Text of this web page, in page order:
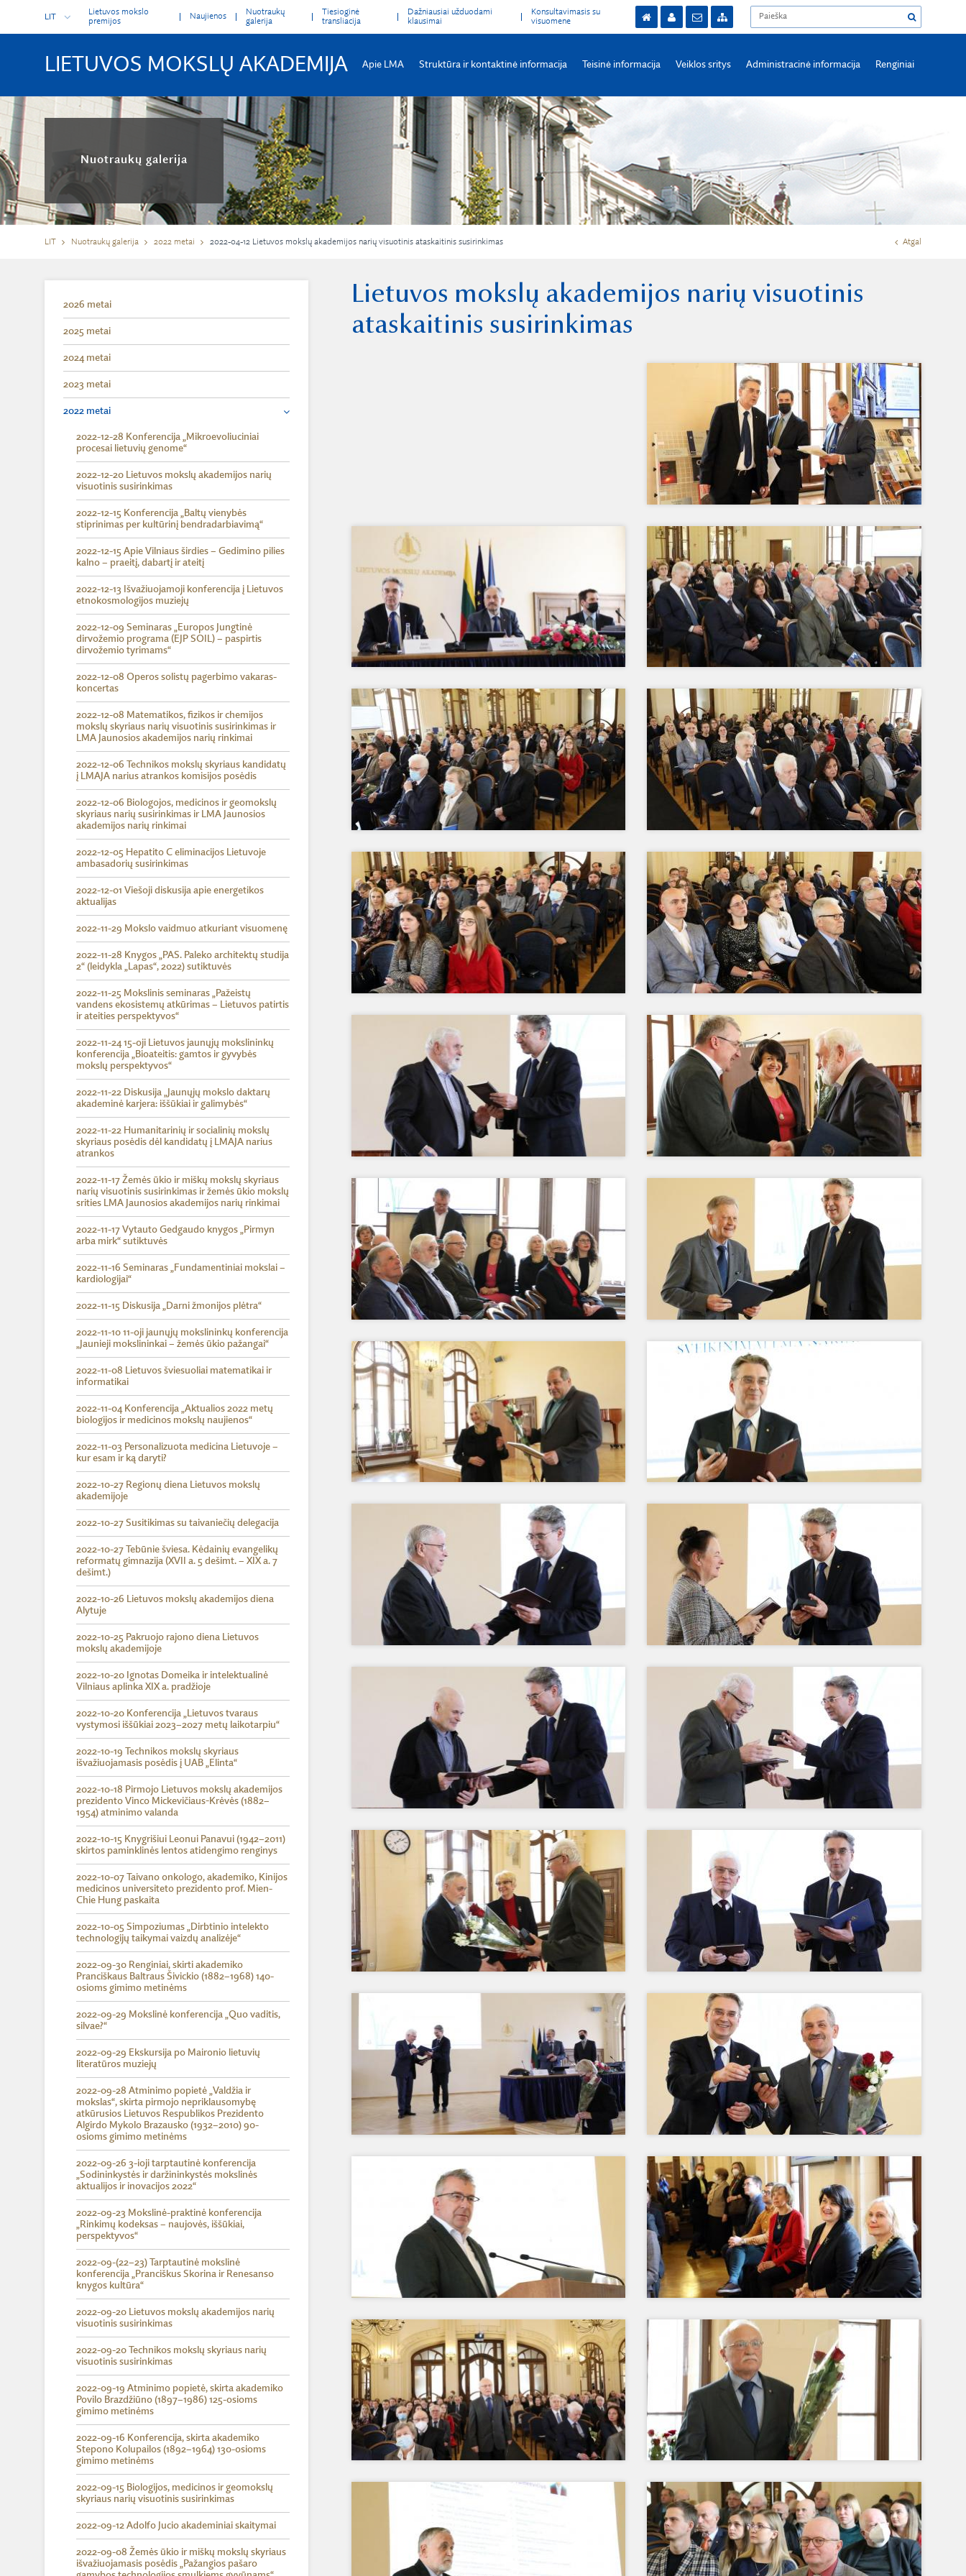
LIETUVOS MOKSLŲ AKADEMIJA
LIT
Lietuvos mokslo
premijos
Naujienos
Nuotraukų
galerija
Tiesioginė
transliacija
Dažniausiai užduodami
klausimai
Konsultavimasis su
visuomene
Apie LMA Struktūra ir kontaktinė informacija Teisinė informacija Veiklos sritys Administracinė informacija Renginiai
Nuotraukų galerija
LIT Nuotraukų galerija 2022 metai 2022-04-12 Lietuvos mokslų akademijos narių visuotinis ataskaitinis susirinkimas Atgal
2026 metai
2025 metai
2024 metai
2023 metai
2022 metai
2022-12-28 Konferencija „Mikroevoliuciniai
procesai lietuvių genome“
2022-12-20 Lietuvos mokslų akademijos narių
visuotinis susirinkimas
2022-12-15 Konferencija „Baltų vienybės
stiprinimas per kultūrinį bendradarbiavimą“
2022-12-15 Apie Vilniaus širdies – Gedimino pilies
kalno – praeitį, dabartį ir ateitį
2022-12-13 Išvažiuojamoji konferencija į Lietuvos
etnokosmologijos muziejų
2022-12-09 Seminaras „Europos Jungtinė
dirvožemio programa (EJP SOIL) – paspirtis
dirvožemio tyrimams“
2022-12-08 Operos solistų pagerbimo vakaras-
koncertas
2022-12-08 Matematikos, fizikos ir chemijos
mokslų skyriaus narių visuotinis susirinkimas ir
LMA Jaunosios akademijos narių rinkimai
2022-12-06 Technikos mokslų skyriaus kandidatų
į LMAJA narius atrankos komisijos posėdis
2022-12-06 Biologojos, medicinos ir geomokslų
skyriaus narių susirinkimas ir LMA Jaunosios
akademijos narių rinkimai
2022-12-05 Hepatito C eliminacijos Lietuvoje
ambasadorių susirinkimas
2022-12-01 Viešoji diskusija apie energetikos
aktualijas
2022-11-29 Mokslo vaidmuo atkuriant visuomenę
2022-11-28 Knygos „PAS. Paleko architektų studija
2“ (leidykla „Lapas“, 2022) sutiktuvės
2022-11-25 Mokslinis seminaras „Pažeistų
vandens ekosistemų atkūrimas – Lietuvos patirtis
ir ateities perspektyvos“
2022-11-24 15-oji Lietuvos jaunųjų mokslininkų
konferencija „Bioateitis: gamtos ir gyvybės
mokslų perspektyvos“
2022-11-22 Diskusija „Jaunųjų mokslo daktarų
akademinė karjera: iššūkiai ir galimybės“
2022-11-22 Humanitarinių ir socialinių mokslų
skyriaus posėdis dėl kandidatų į LMAJA narius
atrankos
2022-11-17 Žemės ūkio ir miškų mokslų skyriaus
narių visuotinis susirinkimas ir žemės ūkio mokslų
srities LMA Jaunosios akademijos narių rinkimai
2022-11-17 Vytauto Gedgaudo knygos „Pirmyn
arba mirk“ sutiktuvės
2022-11-16 Seminaras „Fundamentiniai mokslai –
kardiologijai“
2022-11-15 Diskusija „Darni žmonijos plėtra“
2022-11-10 11-oji jaunųjų mokslininkų konferencija
„Jaunieji mokslininkai – žemės ūkio pažangai“
2022-11-08 Lietuvos šviesuoliai matematikai ir
informatikai
2022-11-04 Konferencija „Aktualios 2022 metų
biologijos ir medicinos mokslų naujienos“
2022-11-03 Personalizuota medicina Lietuvoje –
kur esam ir ką daryti?
2022-10-27 Regionų diena Lietuvos mokslų
akademijoje
2022-10-27 Susitikimas su taivaniečių delegacija
2022-10-27 Tebūnie šviesa. Kėdainių evangelikų
reformatų gimnazija (XVII a. 5 dešimt. – XIX a. 7
dešimt.)
2022-10-26 Lietuvos mokslų akademijos diena
Alytuje
2022-10-25 Pakruojo rajono diena Lietuvos
mokslų akademijoje
2022-10-20 Ignotas Domeika ir intelektualinė
Vilniaus aplinka XIX a. pradžioje
2022-10-20 Konferencija „Lietuvos tvaraus
vystymosi iššūkiai 2023–2027 metų laikotarpiu“
2022-10-19 Technikos mokslų skyriaus
išvažiuojamasis posėdis į UAB „Elinta“
2022-10-18 Pirmojo Lietuvos mokslų akademijos
prezidento Vinco Mickevičiaus-Krėvės (1882–
1954) atminimo valanda
2022-10-15 Knygrišiui Leonui Panavui (1942–2011)
skirtos paminklinės lentos atidengimo renginys
2022-10-07 Taivano onkologo, akademiko, Kinijos
medicinos universiteto prezidento prof. Mien-
Chie Hung paskaita
2022-10-05 Simpoziumas „Dirbtinio intelekto
technologijų taikymai vaizdų analizėje“
2022-09-30 Renginiai, skirti akademiko
Pranciškaus Baltraus Šivickio (1882–1968) 140-
osioms gimimo metinėms
2022-09-29 Mokslinė konferencija „Quo vaditis,
silvae?“
2022-09-29 Ekskursija po Maironio lietuvių
literatūros muziejų
2022-09-28 Atminimo popietė „Valdžia ir
mokslas“, skirta pirmojo nepriklausomybę
atkūrusios Lietuvos Respublikos Prezidento
Algirdo Mykolo Brazausko (1932–2010) 90-
osioms gimimo metinėms
2022-09-26 3-ioji tarptautinė konferencija
„Sodininkystės ir daržininkystės mokslinės
aktualijos ir inovacijos 2022“
2022-09-23 Mokslinė-praktinė konferencija
„Rinkimų kodeksas – naujovės, iššūkiai,
perspektyvos“
2022-09-(22–23) Tarptautinė mokslinė
konferencija „Pranciškus Skorina ir Renesanso
knygos kultūra“
2022-09-20 Lietuvos mokslų akademijos narių
visuotinis susirinkimas
2022-09-20 Technikos mokslų skyriaus narių
visuotinis susirinkimas
2022-09-19 Atminimo popietė, skirta akademiko
Povilo Brazdžiūno (1897–1986) 125-osioms
gimimo metinėms
2022-09-16 Konferencija, skirta akademiko
Stepono Kolupailos (1892–1964) 130-osioms
gimimo metinėms
2022-09-15 Biologijos, medicinos ir geomokslų
skyriaus narių visuotinis susirinkimas
2022-09-12 Adolfo Jucio akademiniai skaitymai
2022-09-08 Žemės ūkio ir miškų mokslų skyriaus
išvažiuojamasis posėdis „Pažangios pašaro
Lietuvos mokslų akademijos narių visuotinis
ataskaitinis susirinkimas